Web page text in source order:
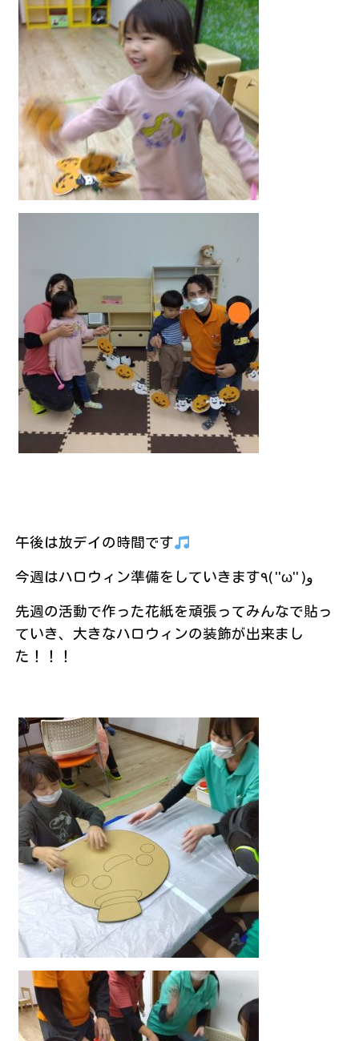
午後は放デイの時間です
今週はハロウィン準備をしていきます٩( ''ω'' )و
先週の活動で作った花紙を頑張ってみんなで貼っ
ていき、大きなハロウィンの装飾が出来まし
た！！！